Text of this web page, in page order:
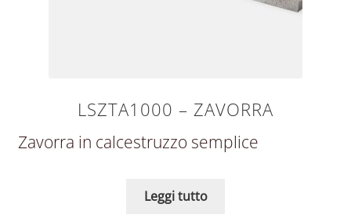
LSZTA1000 – ZAVORRA
Zavorra in calcestruzzo semplice
Leggi tutto